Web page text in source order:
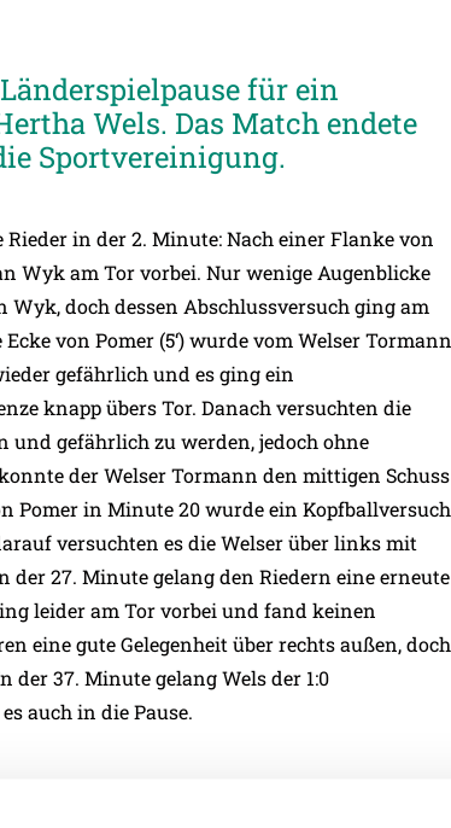
für ein
Wels. Das Match endete
Sportvereinigung.
in der 2. Minute: Nach einer Flanke von
Wyk am Tor vorbei. Nur wenige Augenblicke
doch dessen Abschlussversuch ging am
von Pomer (5‘) wurde vom Welser Tormann
gefährlich und es ging ein
knapp übers Tor. Danach versuchten die
gefährlich zu werden, jedoch ohne
der Welser Tormann den mittigen Schuss
Pomer in Minute 20 wurde ein Kopfballversuch
versuchten es die Welser über links mit
der 27. Minute gelang den Riedern eine erneute
leider am Tor vorbei und fand keinen
eine gute Gelegenheit über rechts außen, doch
37. Minute gelang Wels der 1:0
auch in die Pause.
Druck auf und die erste Gelegenheit für die